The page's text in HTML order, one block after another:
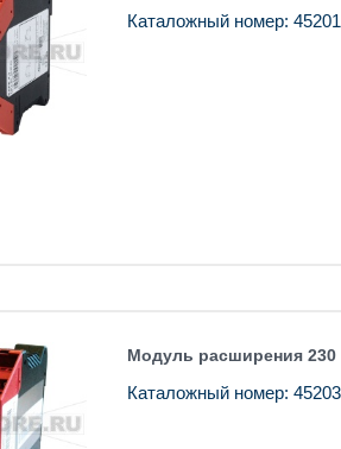
Каталожный номер: 45201
Модуль расширения 230
Каталожный номер: 45203